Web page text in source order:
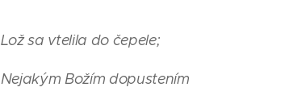
Lož sa vtelila do čepele;
Nejakým Božím dopustením